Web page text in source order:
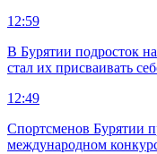
12:59
В Бурятии подросток
стал их присваивать
12:49
Спортсменов Бурятии
международном